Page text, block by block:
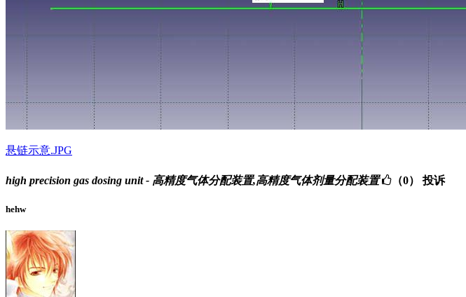
悬链示意.JPG
high precision gas dosing unit - 高精度气体分配装置,高精度气体剂量分配装置 （0） 投诉
hehw